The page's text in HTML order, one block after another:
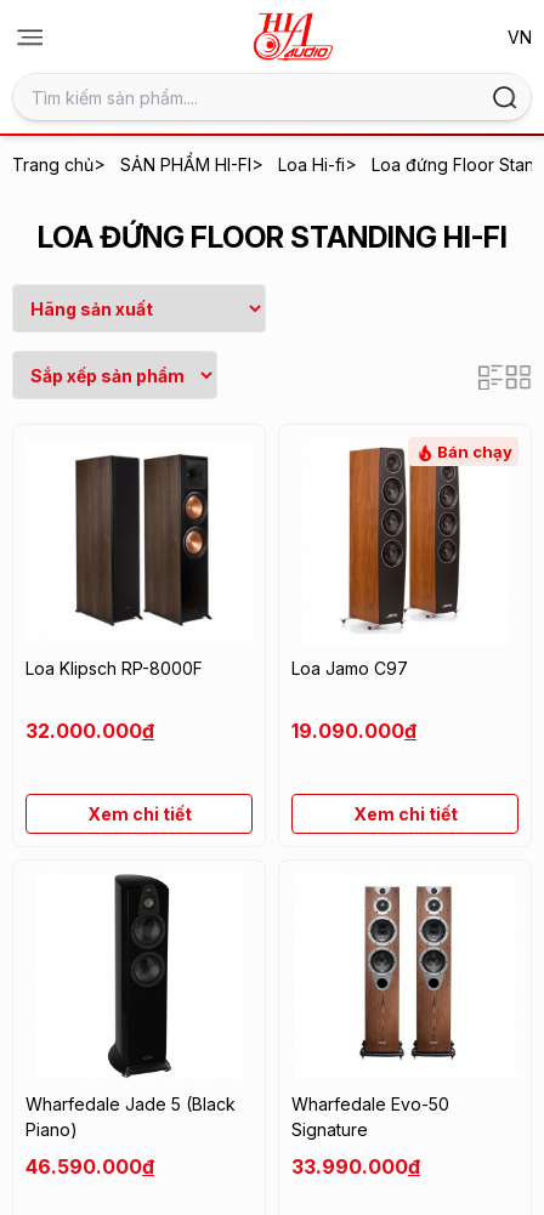
Trang chủ> SẢN PHẨM HI-FI> Loa Hi-fi> Loa đứng Floor
LOA ĐỨNG FLOOR STANDING HI-FI
Loa Klipsch RP-8000F
32.000.000đ
Xem chi tiết
Bán chạy
Loa Jamo C97
19.090.000đ
Xem chi tiết
Wharfedale Jade 5 (Black
Piano)
46.590.000đ
Wharfedale Evo-50
Signature
33.990.000đ